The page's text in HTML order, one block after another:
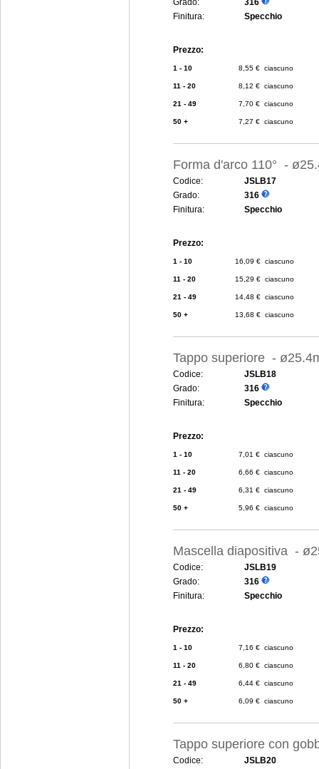
Grado:
316
Finitura:
Specchio
Prezzo:
1 - 10 8,55 € ciascuno
11 - 20 8,12 € ciascuno
21 - 49 7,70 € ciascuno
50 + 7,27 € ciascuno
Forma d'arco 110° -
Codice:
JSLB17
Grado:
316
Finitura:
Specchio
Prezzo:
1 - 10 16,09 € ciascuno
11 - 20 15,29 € ciascuno
21 - 49 14,48 € ciascuno
50 + 13,68 € ciascuno
Tappo superiore -
Codice:
JSLB18
Grado:
316
Finitura:
Specchio
Prezzo:
1 - 10 7,01 € ciascuno
11 - 20 6,66 € ciascuno
21 - 49 6,31 € ciascuno
50 + 5,96 € ciascuno
Mascella diapositiva -
Codice:
JSLB19
Grado:
316
Finitura:
Specchio
Prezzo:
1 - 10 7,16 € ciascuno
11 - 20 6,80 € ciascuno
21 - 49 6,44 € ciascuno
50 + 6,09 € ciascuno
Tappo superiore con
Codice:
JSLB20